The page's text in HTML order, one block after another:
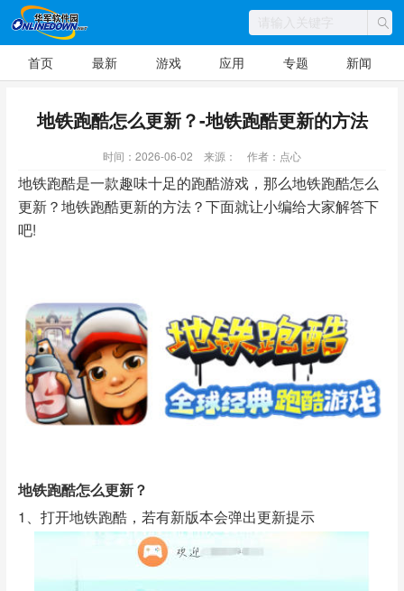
首页 最新 游戏 应用 专题 新闻
地铁跑酷怎么更新？-地铁跑酷更新的方法
时间：2026-06-02 来源： 作者：点心
地铁跑酷是一款趣味十足的跑酷游戏，那么地铁跑酷怎么
更新？地铁跑酷更新的方法？下面就让小编给大家解答下
吧!
地铁跑酷怎么更新？
1、打开地铁跑酷，若有新版本会弹出更新提示